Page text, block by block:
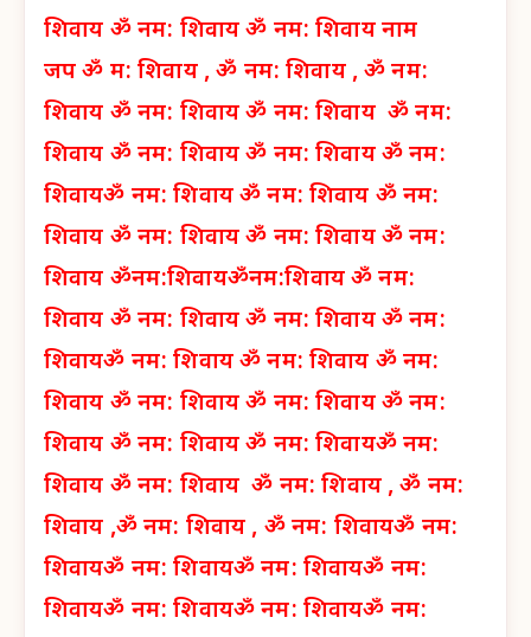
शिवाय ॐ नम: शिवाय ॐ नम: शिवाय नाम
जप ॐ म: शिवाय , ॐ नम: शिवाय , ॐ नम:
शिवाय ॐ नम: शिवाय ॐ नम: शिवायॐ नम:
शिवाय ॐ नम: शिवाय ॐ नम: शिवायॐ नम:
शिवायॐ नम: शिवायॐ नम: शिवाय ॐ नम:
शिवाय ॐ नम: शिवाय ॐ नम: शिवायॐ नम:
शिवाय ॐनम:शिवायॐनम:शिवायॐ नम:
शिवाय ॐ नम: शिवाय ॐ नम: शिवायॐ नम:
शिवायॐ नम: शिवायॐ नम: शिवाय ॐ नम:
शिवाय ॐ नम: शिवाय ॐ नम: शिवायॐ नम:
शिवाय ॐ नम: शिवाय ॐ नम: शिवायॐ नम:
शिवाय ॐ नम: शिवाय ॐ नम: शिवाय , ॐ नम:
शिवाय ,ॐ नम: शिवाय , ॐ नम: शिवायॐ नम:
शिवायॐ नम: शिवायॐ नम: शिवायॐ नम:
शिवायॐ नम: शिवायॐ नम: शिवायॐ नम: